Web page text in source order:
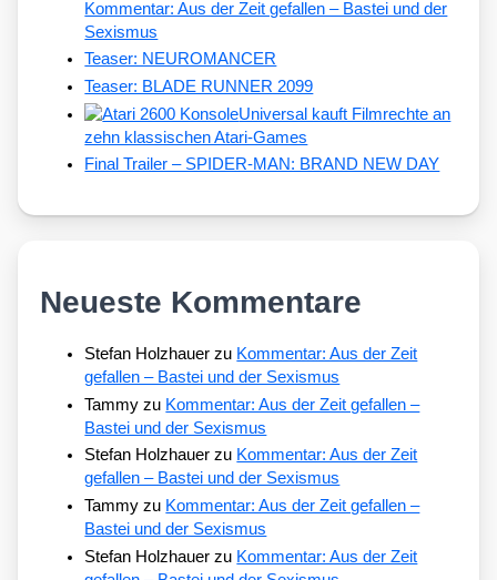
Kommentar: Aus der Zeit gefallen – Bastei und der
Sexismus
Teaser: NEUROMANCER
Teaser: BLADE RUNNER 2099
Universal kauft Filmrechte an
zehn klassischen Atari-Games
Final Trailer – SPIDER-MAN: BRAND NEW DAY
Neueste Kommentare
Stefan Holzhauer zu Kommentar: Aus der Zeit
gefallen – Bastei und der Sexismus
Tammy zu Kommentar: Aus der Zeit gefallen –
Bastei und der Sexismus
Stefan Holzhauer zu Kommentar: Aus der Zeit
gefallen – Bastei und der Sexismus
Tammy zu Kommentar: Aus der Zeit gefallen –
Bastei und der Sexismus
Stefan Holzhauer zu Kommentar: Aus der Zeit